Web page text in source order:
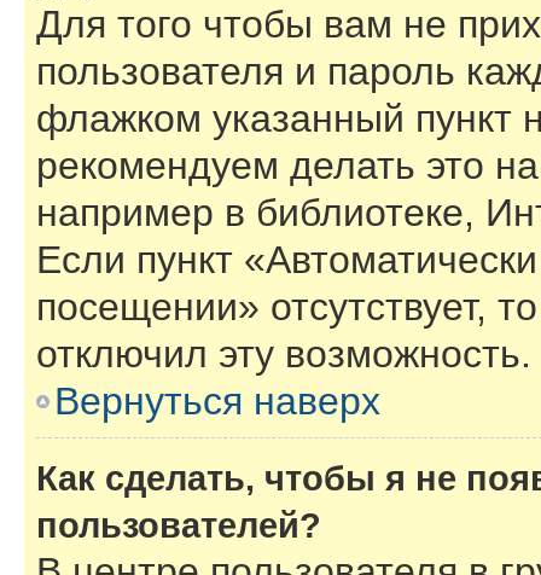
Для того чтобы вам не
пользователя и пароль
флажком указанный пункт
рекомендуем делать это
например в библиотеке,
Если пункт
посещении» отсутствует,
отключил эту возможность.
Вернуться наверх
Как сделать, чтобы я не
пользователей?